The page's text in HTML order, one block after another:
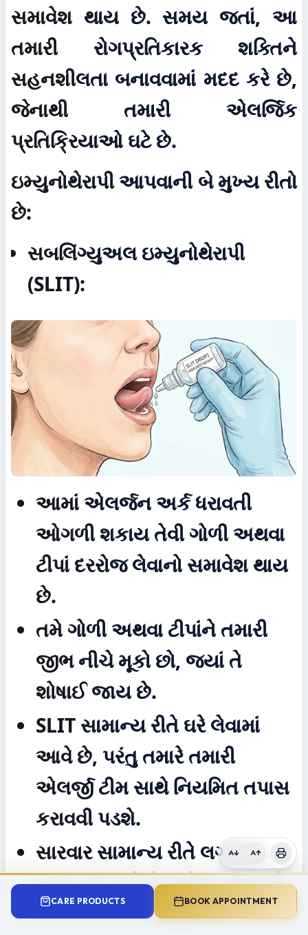
સમાવેશ થાય છે. સમય જતાં, આ
તમારી રોગપ્રતિકારક શક્તિને
સહનશીલતા બનાવવામાં મદદ કરે છે,
જેનાથી તમારી એલર્જિક
પ્રતિક્રિયાઓ ઘટે છે.
ઇમ્યુનોથેરાપી આપવાની બે મુખ્ય રીતો
છે:
સબલિંગ્યુઅલ ઇમ્યુનોથેરાપી
(SLIT):
આમાં એલર્જન અર્ક ધરાવતી
ઓગળી શકાય તેવી ગોળી અથવા
ટીપાં દરરોજ લેવાનો સમાવેશ થાય
છે.
તમે ગોળી અથવા ટીપાંને તમારી
જીભ નીચે મૂકો છો, જ્યાં તે
શોષાઈ જાય છે.
SLIT સામાન્ય રીતે ઘરે લેવામાં
આવે છે, પરંતુ તમારે તમારી
એલર્જી ટીમ સાથે નિયમિત તપાસ
કરાવવી પડશે.
સારવાર સામાન્ય રીતે લગભગ
ત્રણ વર્ષ ચાલે છે. શ્રેષ્ઠ પરિણામો
માટે દૈનિક નિયમનું ઉચ્ચ
CARE PRODUCTS BOOK APPOINTMENT